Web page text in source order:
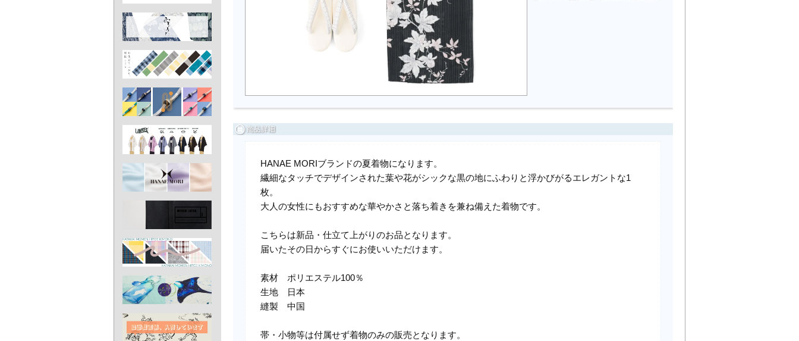
HANAE MORIブランドの夏着物になります。
繊細なタッチでデザインされた葉や花がシックな黒の地にふわりと浮かびがるエレガントな1
枚。
大人の女性にもおすすめな華やかさと落ち着きを兼ね備えた着物です。
こちらは新品・仕立て上がりのお品となります。
届いたその日からすぐにお使いいただけます。
素材 ポリエステル100％
生地 日本
縫製 中国
帯・小物等は付属せず着物のみの販売となります。